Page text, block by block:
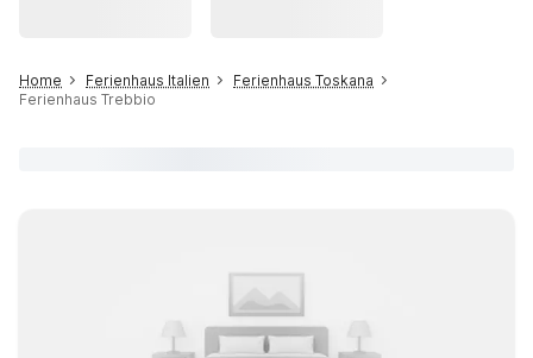
Home Ferienhaus Italien
Ferienhaus Toskana
Ferienhaus Trebbio